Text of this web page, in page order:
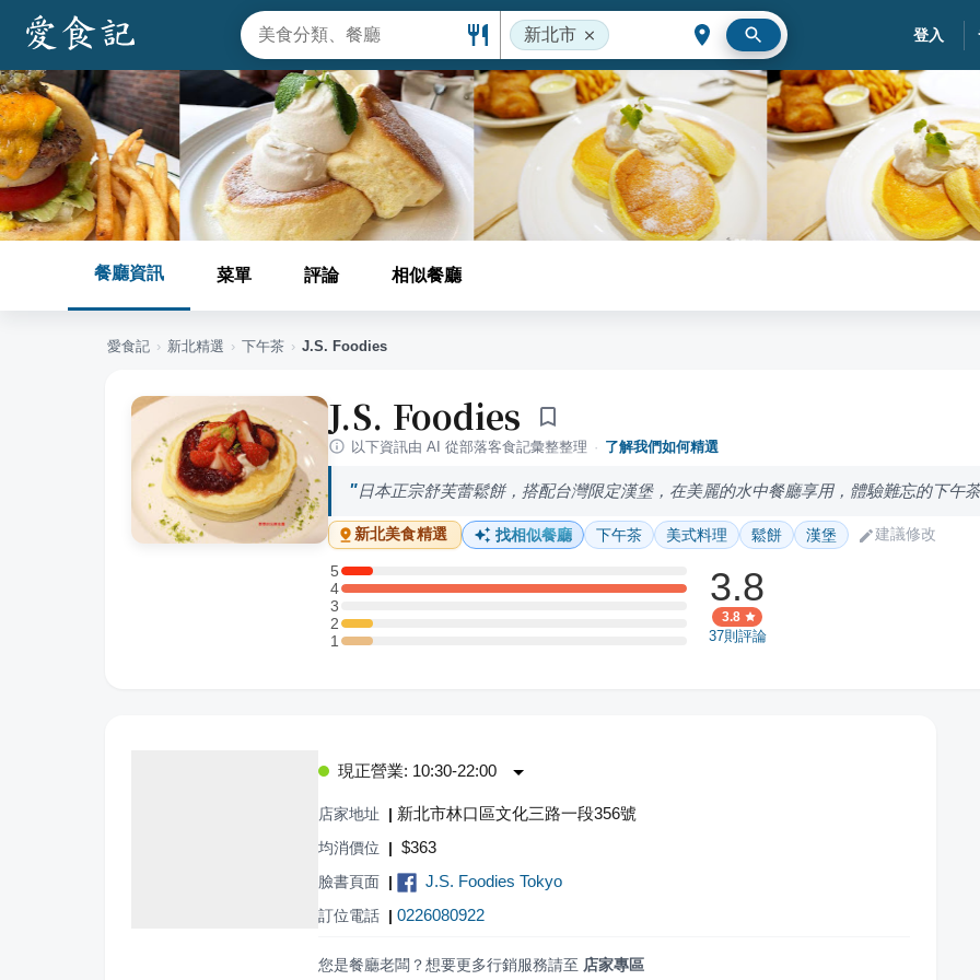
新北市 登入
餐廳資訊 菜單 評論 相似餐廳
愛食記 › 新北精選 › 下午茶 › J.S. Foodies
J.S. Foodies
以下資訊由 AI 從部落客食記彙整整理 · 了解我們如何精選
日本正宗舒芙蕾鬆餅，搭配台灣限定漢堡，在美麗的水中餐廳享用，體驗難忘的下午
新北美食精選 找相似餐廳 下午茶 美式料理 鬆餅 漢堡 建議修改
5
5 星：1 則評論
4
4 星：11 則評論
3
3 星：0 則評論
2
2 星：1 則評論
11 星：1 則評論
3.8
3.8
37則評論
現正營業: 10:30-22:00
店家地址 | 新北市林口區文化三路一段356號
均消價位 | $363
臉書頁面 | J.S. Foodies Tokyo
訂位電話 | 0226080922
您是餐廳老闆？想要更多行銷服務請至 店家專區